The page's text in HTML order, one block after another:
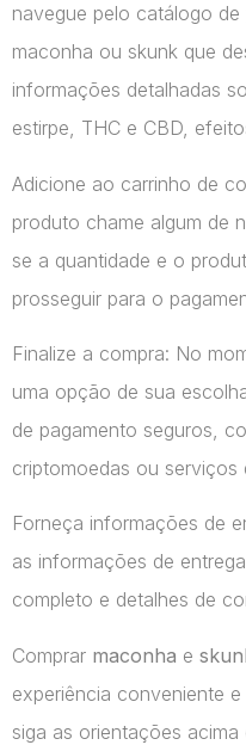
navegue pelo catálogo
maconha ou skunk que
informações detalhadas
estirpe, THC e CBD,
Adicione ao carrinho de
produto chame algum de
se a quantidade e o
prosseguir para o
Finalize a compra: No
uma opção de sua
de pagamento seguros,
criptomoedas ou serviços
Forneça informações de
as informações de
completo e detalhes de
Comprar maconha e
experiência conveniente
siga as orientações